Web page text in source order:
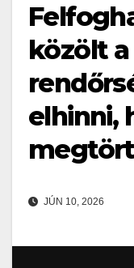
közölt
elhinni,
JÚN 10, 2026